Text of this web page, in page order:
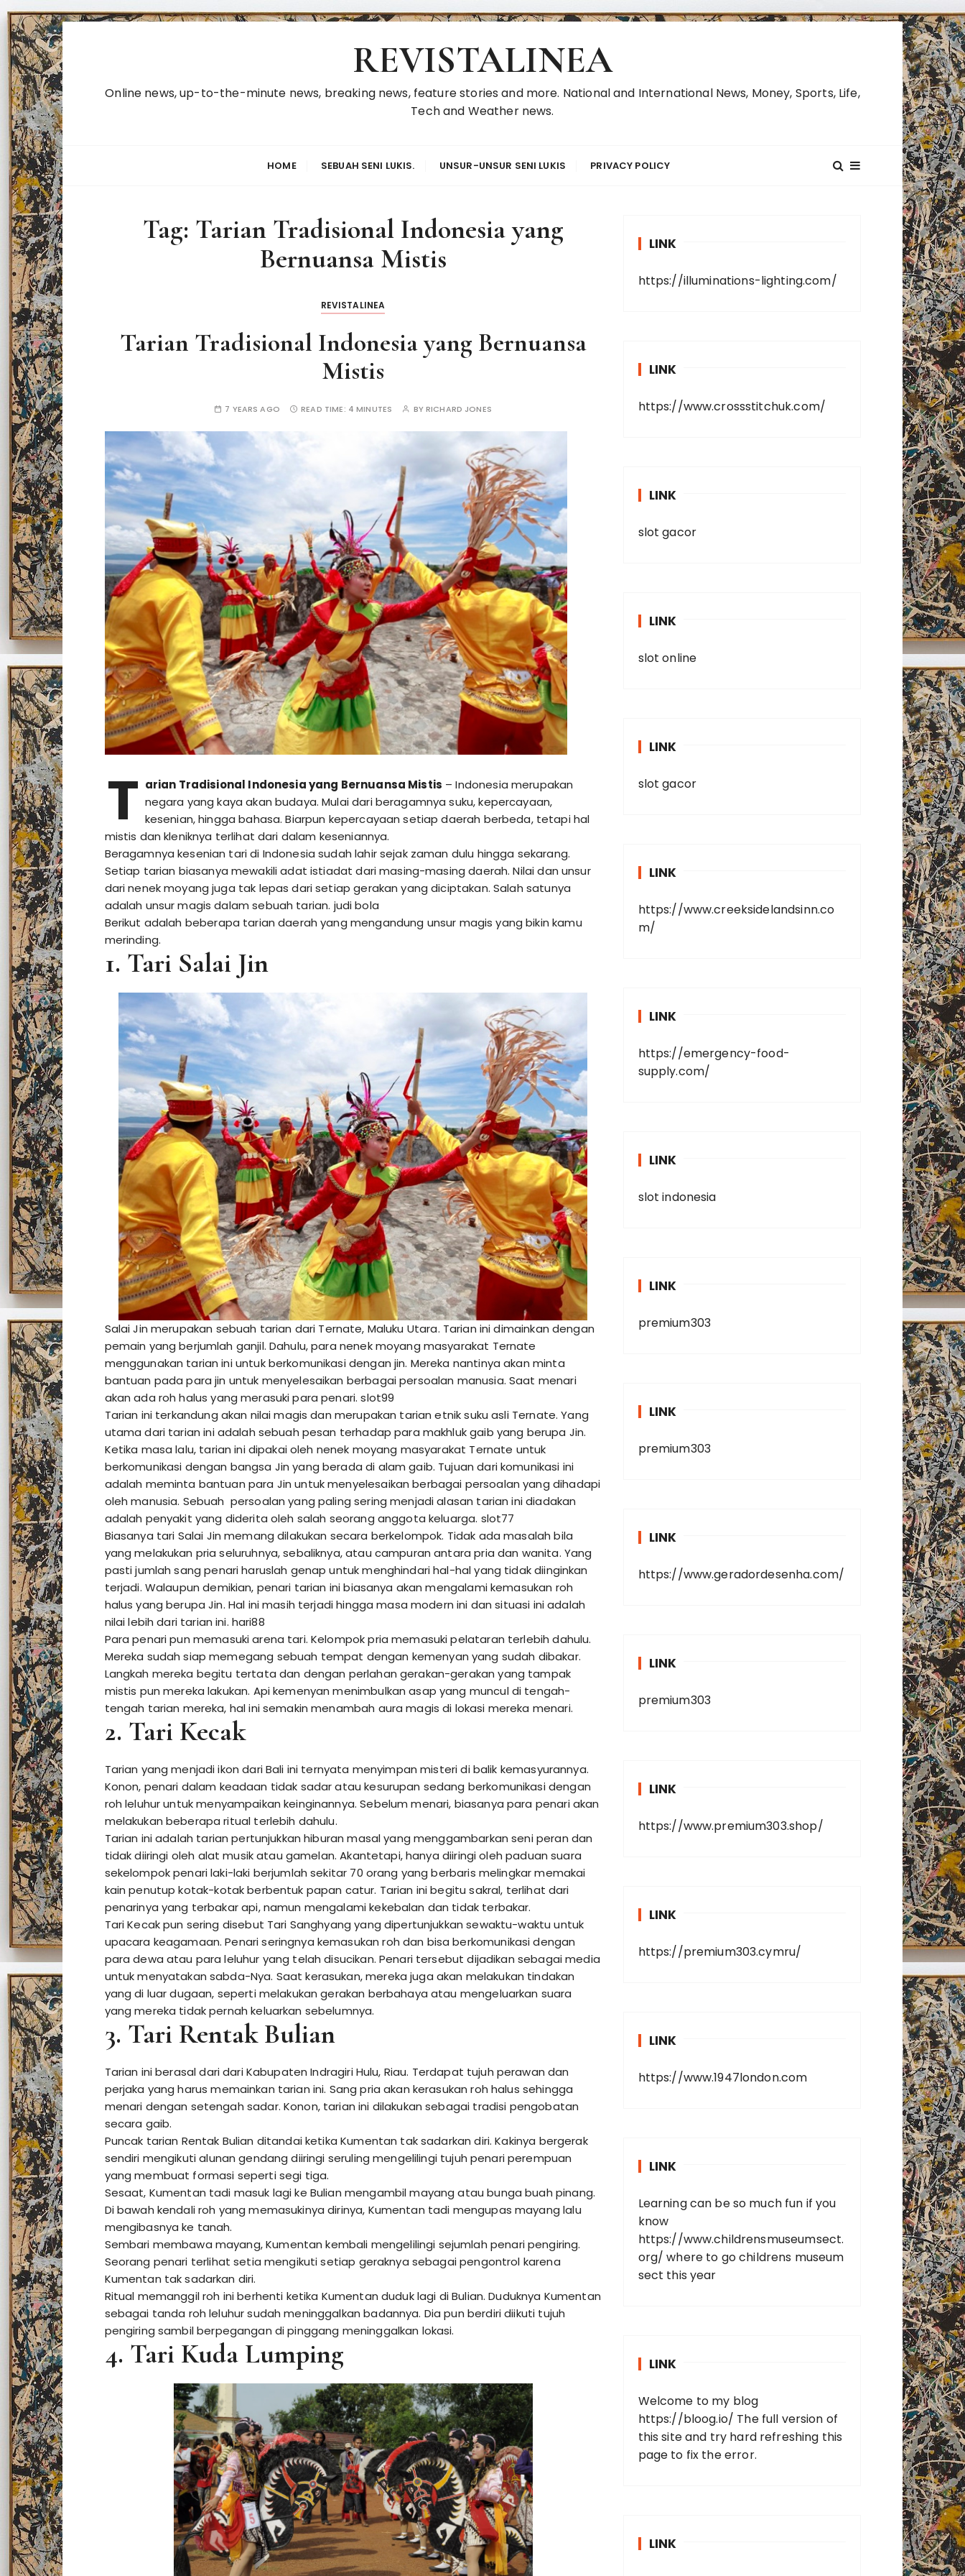
S
k
i
p
t
o
c
o
n
t
e
n
t
REVISTALINEA
Online news, up-to-the-minute news, breaking news, feature stories and more. National and International News, Money, Sports, Life,
Tech and Weather news.
HOME SEBUAH SENI LUKIS. UNSUR-UNSUR SENI LUKIS PRIVACY POLICY
Tag: Tarian Tradisional Indonesia yang
Bernuansa Mistis
REVISTALINEA
Tarian Tradisional Indonesia yang Bernuansa
Mistis
7 YEARS AGO READ TIME: 4 MINUTES BYRICHARD JONES
T arian Tradisional Indonesia yang Bernuansa Mistis – Indonesia merupakan
negara yang kaya akan budaya. Mulai dari beragamnya suku, kepercayaan,
kesenian, hingga bahasa. Biarpun kepercayaan setiap daerah berbeda, tetapi hal
mistis dan kleniknya terlihat dari dalam keseniannya.
Beragamnya kesenian tari di Indonesia sudah lahir sejak zaman dulu hingga sekarang.
Setiap tarian biasanya mewakili adat istiadat dari masing-masing daerah. Nilai dan unsur
dari nenek moyang juga tak lepas dari setiap gerakan yang diciptakan. Salah satunya
adalah unsur magis dalam sebuah tarian. judi bola
Berikut adalah beberapa tarian daerah yang mengandung unsur magis yang bikin kamu
merinding.
1. Tari Salai Jin
Salai Jin merupakan sebuah tarian dari Ternate, Maluku Utara. Tarian ini dimainkan dengan
pemain yang berjumlah ganjil. Dahulu, para nenek moyang masyarakat Ternate
menggunakan tarian ini untuk berkomunikasi dengan jin. Mereka nantinya akan minta
bantuan pada para jin untuk menyelesaikan berbagai persoalan manusia. Saat menari
akan ada roh halus yang merasuki para penari.slot99
Tarian ini terkandung akan nilai magis dan merupakan tarian etnik suku asli Ternate. Yang
utama dari tarian ini adalah sebuah pesan terhadap para makhluk gaib yang berupa Jin.
Ketika masa lalu, tarian ini dipakai oleh nenek moyang masyarakat Ternate untuk
berkomunikasi dengan bangsa Jin yang berada di alam gaib. Tujuan dari komunikasi ini
adalah meminta bantuan para Jin untuk menyelesaikan berbagai persoalan yang dihadapi
oleh manusia. Sebuah persoalan yang paling sering menjadi alasan tarian ini diadakan
adalah penyakit yang diderita oleh salah seorang anggota keluarga. slot77
Biasanya tari Salai Jin memang dilakukan secara berkelompok. Tidak ada masalah bila
yang melakukan pria seluruhnya, sebaliknya, atau campuran antara pria dan wanita. Yang
pasti jumlah sang penari haruslah genap untuk menghindari hal-hal yang tidak diinginkan
terjadi. Walaupun demikian, penari tarian ini biasanya akan mengalami kemasukan roh
halus yang berupa Jin. Hal ini masih terjadi hingga masa modern ini dan situasi ini adalah
nilai lebih dari tarian ini. hari88
Para penari pun memasuki arena tari. Kelompok pria memasuki pelataran terlebih dahulu.
Mereka sudah siap memegang sebuah tempat dengan kemenyan yang sudah dibakar.
Langkah mereka begitu tertata dan dengan perlahan gerakan-gerakan yang tampak
mistis pun mereka lakukan. Api kemenyan menimbulkan asap yang muncul di tengah-
tengah tarian mereka, hal ini semakin menambah aura magis di lokasi mereka menari.
2. Tari Kecak
Tarian yang menjadi ikon dari Bali ini ternyata menyimpan misteri di balik kemasyurannya.
Konon, penari dalam keadaan tidak sadar atau kesurupan sedang berkomunikasi dengan
roh leluhur untuk menyampaikan keinginannya. Sebelum menari, biasanya para penari akan
melakukan beberapa ritual terlebih dahulu.
Tarian ini adalah tarian pertunjukkan hiburan masal yang menggambarkan seni peran dan
tidak diiringi oleh alat musik atau gamelan. Akantetapi, hanya diiringi oleh paduan suara
sekelompok penari laki-laki berjumlah sekitar 70 orang yang berbaris melingkar memakai
kain penutup kotak-kotak berbentuk papan catur. Tarian ini begitu sakral, terlihat dari
penarinya yang terbakar api, namun mengalami kekebalan dan tidak terbakar.
Tari Kecak pun sering disebut Tari Sanghyang yang dipertunjukkan sewaktu-waktu untuk
upacara keagamaan. Penari seringnya kemasukan roh dan bisa berkomunikasi dengan
para dewa atau para leluhur yang telah disucikan. Penari tersebut dijadikan sebagai media
untuk menyatakan sabda-Nya. Saat kerasukan, mereka juga akan melakukan tindakan
yang di luar dugaan, seperti melakukan gerakan berbahaya atau mengeluarkan suara
yang mereka tidak pernah keluarkan sebelumnya.
3. Tari Rentak Bulian
Tarian ini berasal dari dari Kabupaten Indragiri Hulu, Riau. Terdapat tujuh perawan dan
perjaka yang harus memainkan tarian ini. Sang pria akan kerasukan roh halus sehingga
menari dengan setengah sadar. Konon, tarian ini dilakukan sebagai tradisi pengobatan
secara gaib.
Puncak tarian Rentak Bulian ditandai ketika Kumentan tak sadarkan diri. Kakinya bergerak
sendiri mengikuti alunan gendang diiringi seruling mengelilingi tujuh penari perempuan
yang membuat formasi seperti segi tiga.
Sesaat, Kumentan tadi masuk lagi ke Bulian mengambil mayang atau bunga buah pinang.
Di bawah kendali roh yang memasukinya dirinya, Kumentan tadi mengupas mayang lalu
mengibasnya ke tanah.
Sembari membawa mayang, Kumentan kembali mengelilingi sejumlah penari pengiring.
Seorang penari terlihat setia mengikuti setiap geraknya sebagai pengontrol karena
Kumentan tak sadarkan diri.
Ritual memanggil roh ini berhenti ketika Kumentan duduk lagi di Bulian. Duduknya Kumentan
sebagai tanda roh leluhur sudah meninggalkan badannya. Dia pun berdiri diikuti tujuh
pengiring sambil berpegangan di pinggang meninggalkan lokasi.
4. Tari Kuda Lumping
LINK
https://illuminations-lighting.com/
LINK
https://www.crossstitchuk.com/
LINK
slot gacor
LINK
slot online
LINK
slot gacor
LINK
https://www.creeksidelandsinn.co
m/
LINK
https://emergency-food-
supply.com/
LINK
slot indonesia
LINK
premium303
LINK
premium303
LINK
https://www.geradordesenha.com/
LINK
premium303
LINK
https://www.premium303.shop/
LINK
https://premium303.cymru/
LINK
https://www.1947london.com
LINK
Learning can be so much fun if you
know
https://www.childrensmuseumsect.
org/ where to go childrens museum
sect this year
LINK
Welcome to my blog
https://bloog.io/ The full version of
this site and try hard refreshing this
page to fix the error.
LINK